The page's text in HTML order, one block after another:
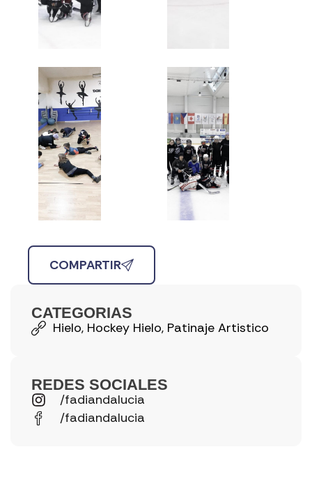
COMPARTIR
CATEGORIAS
Hielo, Hockey Hielo, Patinaje Artistico
REDES SOCIALES
/fadiandalucia
/fadiandalucia